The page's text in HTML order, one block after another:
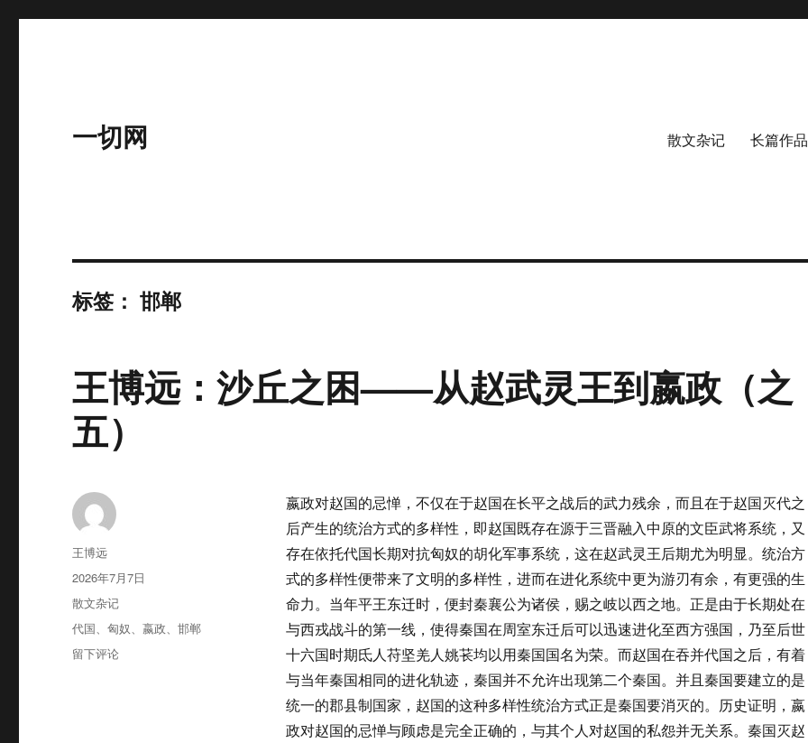
一切网 散文杂记 长篇作品
标签：邯郸
王博远：沙丘之困——从赵武灵王到嬴政（之
五）
嬴政对赵国的忌惮，不仅在于赵国在长平之战后的武力残余，而且在于赵国灭代之
后产生的统治方式的多样性，即赵国既存在源于三晋融入中原的文臣武将系统，又
存在依托代国长期对抗匈奴的胡化军事系统，这在赵武灵王后期尤为明显。统治方
式的多样性便带来了文明的多样性，进而在进化系统中更为游刃有余，有更强的生
命力。当年平王东迁时，便封秦襄公为诸侯，赐之岐以西之地。正是由于长期处在
与西戎战斗的第一线，使得秦国在周室东迁后可以迅速进化至西方强国，乃至后世
十六国时期氐人苻坚羌人姚苌均以用秦国国名为荣。而赵国在吞并代国之后，有着
与当年秦国相同的进化轨迹，秦国并不允许出现第二个秦国。并且秦国要建立的是
统一的郡县制国家，赵国的这种多样性统治方式正是秦国要消灭的。历史证明，嬴
政对赵国的忌惮与顾虑是完全正确的，与其个人对赵国的私怨并无关系。秦国灭赵
作
者
王博远
发
布
于
2026年7月7日
分
类
散文杂记
标
签
代国、匈奴、嬴政、邯郸
于
留下评论